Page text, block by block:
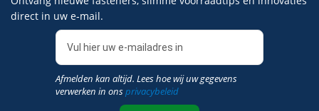
direct in uw e‑mail.
Afmelden kan altijd. Lees hoe wij uw gegevens
verwerken in onsprivacybeleid